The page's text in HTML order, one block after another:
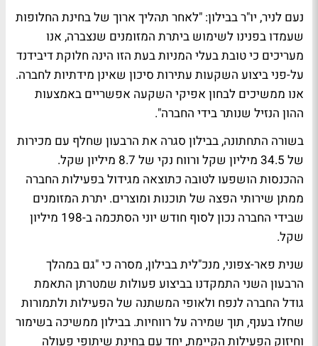
נעם לניר, יו"ר בבילון: "לאחר תהליך ארוך של בחינת החלופות
שעמדו בפנינו לשימוש ביתרת המזומנים שנצברה, אנו
מעריכים כי טובת בעלי המניות בעת הזו הינה חלוקת דיבידנד
על-פני ביצוע השקעות עתירות סיכון שאינן מידתיות לחברה.
אנו ממשיכים לבחון אפיקי השקעה אפשריים באמצעות
ההון הנזיל שנותר בידי החברה".
בשורה התחתונה, בבילון סגרה את הרבעון שחלף עם מכירות
של 34.5 מיליון שקל ורווח נקי של 8.7 מיליון שקל.
ההכנסות הושפעו לטובה כתוצאה מגידול בפעילות החברה
ממתן שירותי הפצה של תוכנות ומוצרים. יתרת המזומנים
שבידי החברה נכון לסוף חודש יוני הסתכמה ב-198 מיליון
שקל.
שנית פאר-צפוני, מנכ"לית בבילון, מסרה כי "גם במהלך
הרבעון השני התמקדנו בביצוע פעולות שמטרתן התאמת
גודל החברה לנפח ולאופי המשתנה של הפעילות ולתמורות
שחלו בענף, תוך שמירה על רווחיות. בבילון ממשיכה בשימור
וחיזוק הפעילות הקיימת, יחד עם בחינת שיתופי פעולה